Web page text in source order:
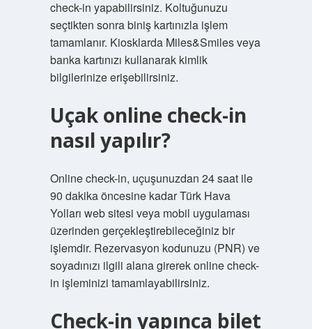
check-in yapabilirsiniz. Koltuğunuzu
seçtikten sonra biniş kartınızla işlem
tamamlanır. Kiosklarda Miles&Smiles veya
banka kartınızı kullanarak kimlik
bilgilerinize erişebilirsiniz.
Uçak online check-in
nasıl yapılır?
Online check-in, uçuşunuzdan 24 saat ile
90 dakika öncesine kadar Türk Hava
Yolları web sitesi veya mobil uygulaması
üzerinden gerçekleştirebileceğiniz bir
işlemdir. Rezervasyon kodunuzu (PNR) ve
soyadınızı ilgili alana girerek online check-
in işleminizi tamamlayabilirsiniz.
Check-in yapınca bilet